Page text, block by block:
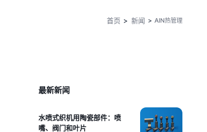
首页 新闻 AlN热管理
最新新闻
水喷式织机用陶瓷部件：喷
嘴、阀门和叶片